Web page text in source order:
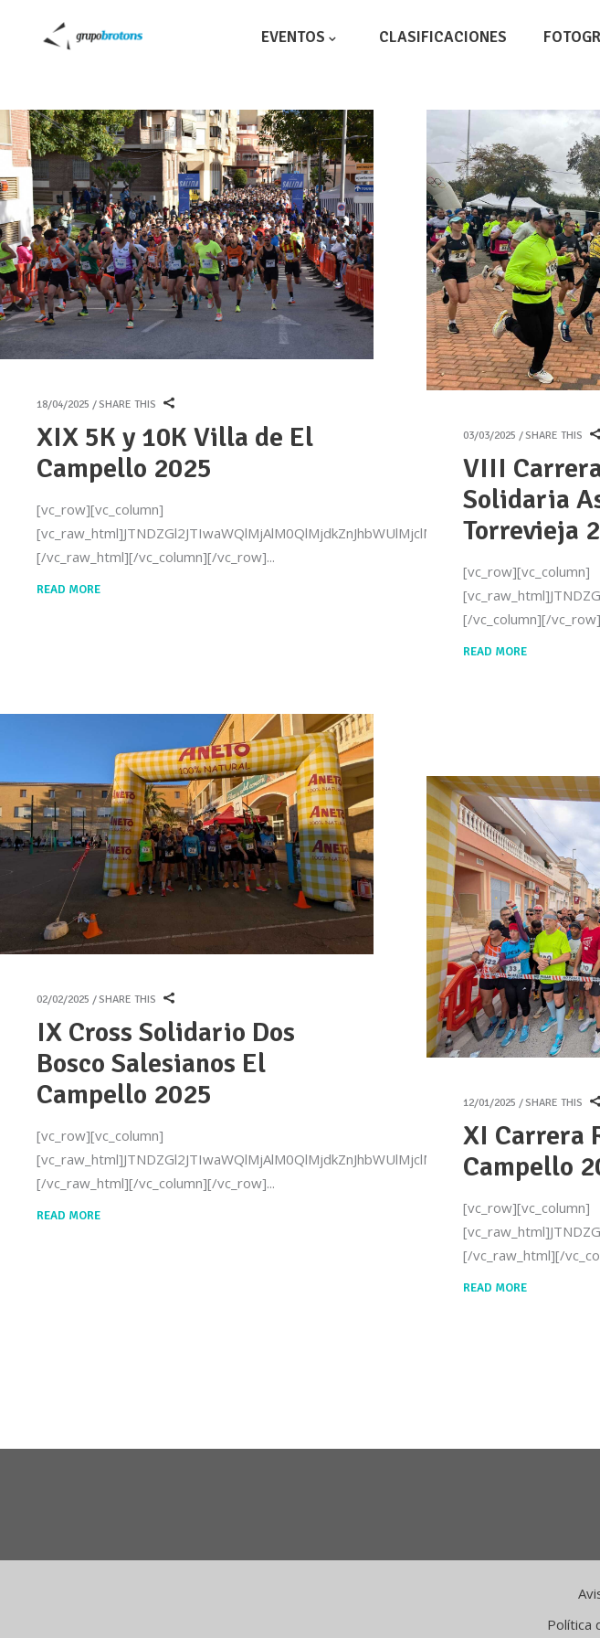
EVENTOS CLASIFICACIONES
18/04/2025 SHARE THIS
XIX 5K y 10K Villa de El
Campello 2025
[vc_row][vc_column]
[/vc_raw_html][/vc_column][/vc_row]
READ MORE
03/03/2025 SHARE THIS
VIII
Solidaria
Torrevieja
[vc_row][vc_column]
[/vc_column][/vc_row]
READ MORE
02/02/2025 SHARE THIS
IX Cross Solidario Dos
Bosco Salesianos El
Campello 2025
[vc_row][vc_column]
[/vc_raw_html][/vc_column][/vc_row]
READ MORE
12/01/2025 SHARE THIS
XI Carrera
Campello
[vc_row][vc_column]
[/vc_raw_html][/
READ MORE
Política